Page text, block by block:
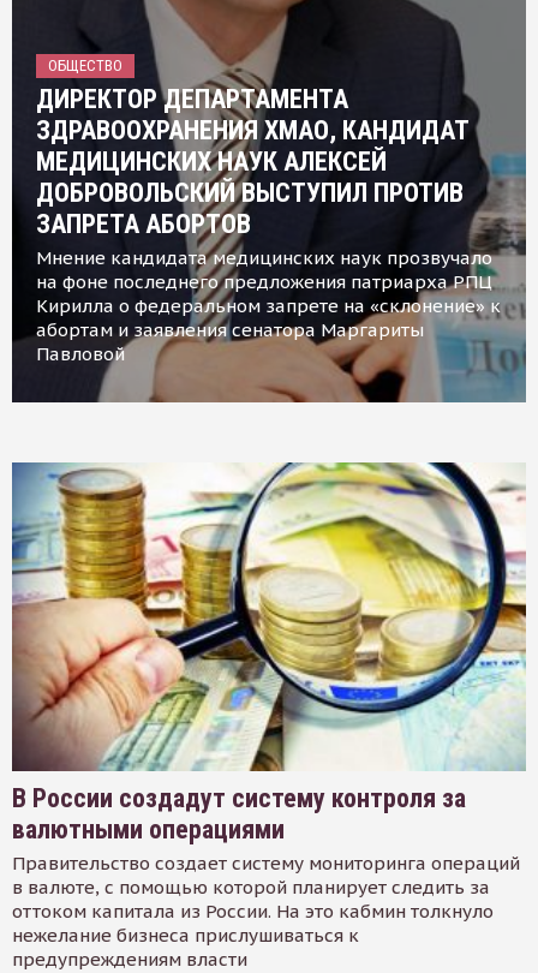
ОБЩЕСТВО
ДИРЕКТОР ДЕПАРТАМЕНТА
ЗДРАВООХРАНЕНИЯ ХМАО, КАНДИДАТ
МЕДИЦИНСКИХ НАУК АЛЕКСЕЙ
ДОБРОВОЛЬСКИЙ ВЫСТУПИЛ ПРОТИВ
ЗАПРЕТА АБОРТОВ
Мнение кандидата медицинских наук прозвучало
на фоне последнего предложения патриарха РПЦ
Кирилла о федеральном запрете на «склонение» к
абортам и заявления сенатора Маргариты
Павловой
В России создадут систему контроля за
валютными операциями
Правительство создает систему мониторинга операций
в валюте, с помощью которой планирует следить за
оттоком капитала из России. На это кабмин толкнуло
нежелание бизнеса прислушиваться к
предупреждениям власти